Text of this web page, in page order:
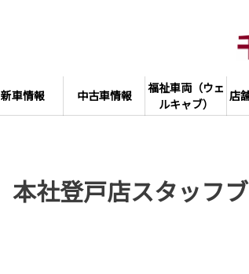
新車情報 中古車情報
福祉車両（ウェ
ルキャブ）
店
本社登戸店スタッフ